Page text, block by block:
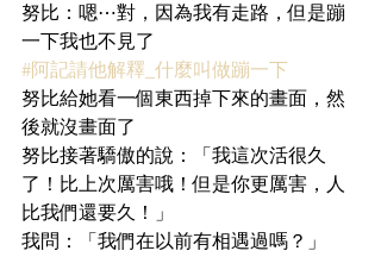
努比：嗯⋯對，因為我有走路，但是蹦
一下我也不見了
#阿記請他解釋_什麼叫做蹦一下
努比給她看一個東西掉下來的畫面，然
後就沒畫面了
努比接著驕傲的說：「我這次活很久
了！比上次厲害哦！但是你更厲害，人
比我們還要久！」
我問：「我們在以前有相遇過嗎？」